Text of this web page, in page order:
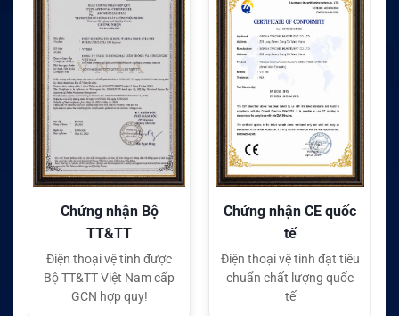
Chứng nhận Bộ
TT&TT
Điện thoại vệ tinh được
Bộ TT&TT Việt Nam cấp
GCN hợp quy!
Chứng nhận CE quốc
tế
Điện thoại vệ tinh đạt tiêu
chuẩn chất lượng quốc
tế